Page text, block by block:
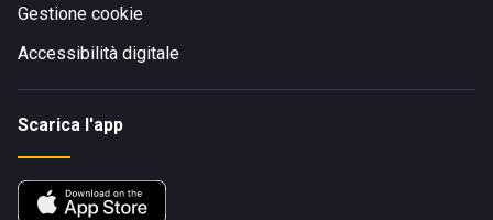
Gestione cookie
Accessibilità digitale
Scarica l'app